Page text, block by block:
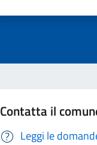
Contatta il
Leggi le